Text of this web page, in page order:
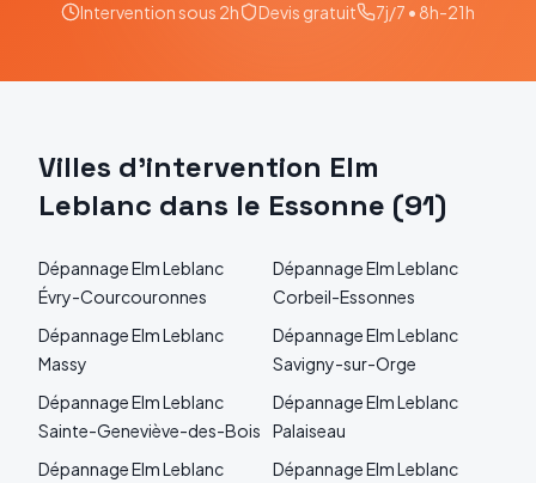
Intervention sous 2h Devis gratuit 7j/7 • 8h-21h
Villes d'intervention Elm
Leblanc dans le Essonne (91)
DépannageElm Leblanc
Évry-Courcouronnes
DépannageElm Leblanc
Corbeil-Essonnes
DépannageElm Leblanc
Massy
DépannageElm Leblanc
Savigny-sur-Orge
DépannageElm Leblanc
Sainte-Geneviève-des-Bois
DépannageElm Leblanc
Palaiseau
DépannageElm Leblanc DépannageElm Leblanc